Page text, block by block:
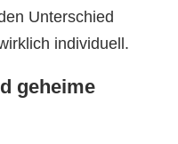
Unterschied
individuell.
geheime